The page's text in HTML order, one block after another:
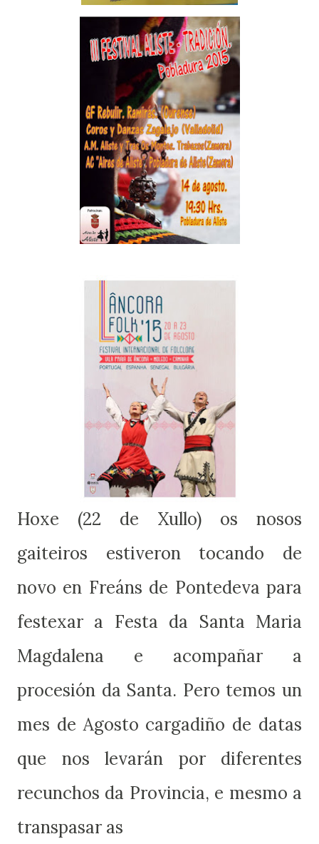
Hoxe (22 de Xullo) os nosos
gaiteiros estiveron tocando de
novo en Freáns de Pontedeva para
festexar a Festa da Santa Maria
Magdalena e acompañar a
procesión da Santa. Pero temos un
mes de Agosto cargadiño de datas
que nos levarán por diferentes
recunchos da Provincia, e mesmo a
transpasar as